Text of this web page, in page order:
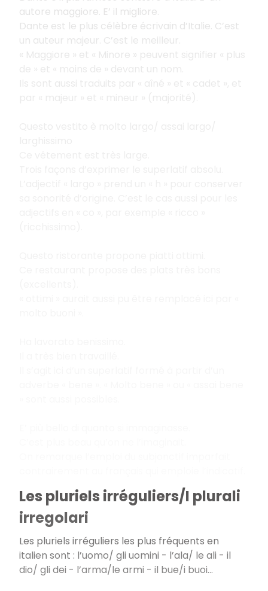
autore maggiore. E’ il migliore.
Dante est le plus célèbre écrivain d’Italie. C’est
un auteur majeur. C’est le meilleur.
Les pluriels irréguliers/I plurali
irregolari
Les pluriels irréguliers les plus fréquents en
italien sont : l’uomo/ gli uomini - l’ala/ le ali - il
dio/ gli dei - l’arma/le armi - il bue/i buoi...